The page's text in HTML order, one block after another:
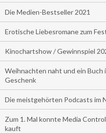
Die Medien-Bestseller 2021
Erotische Liebesromane zum
Kinochartshow / Gewinnspiel
Weihnachten naht und ein
Geschenk
Die meistgehörten Podcasts im
Zum 1. Mal konnte Media
kauft